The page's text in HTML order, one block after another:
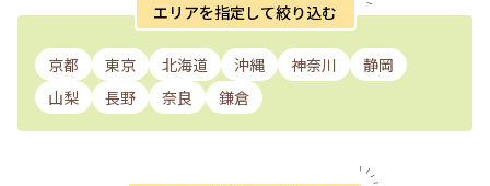
エリアを指定して絞り込む
京都 東京 北海道 沖縄 神奈川
静岡
山梨
長野 奈良 鎌倉